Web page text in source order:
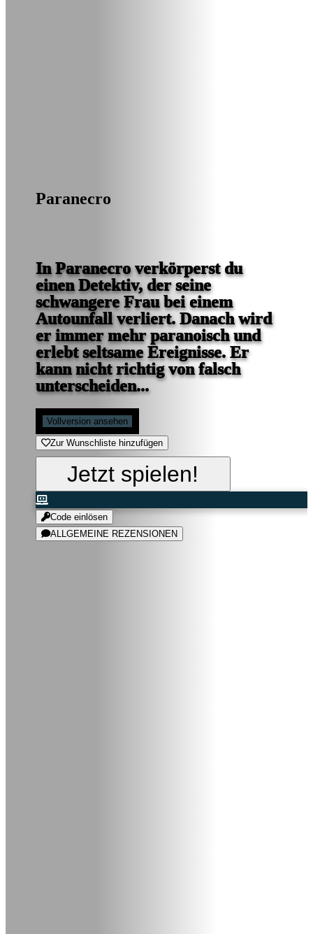
Paranecro
In Paranecro verkörperst du
einen Detektiv, der seine
schwangere Frau bei einem
Autounfall verliert. Danach wird
er immer mehr paranoisch und
erlebt seltsame Ereignisse. Er
kann nicht richtig von falsch
unterscheiden...
Vollversion ansehen
Zur Wunschliste hinzufügen
Jetzt spielen!
Code einlösen
ALLGEMEINE REZENSIONEN